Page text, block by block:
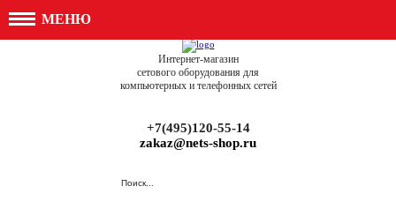
МЕНЮ
Интернет-магазин
сетового оборудования для
компьютерных и телефонных сетей
+7(495)120-55-14
zakaz@nets-shop.ru